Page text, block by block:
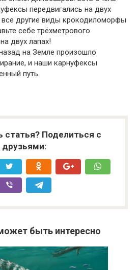
передвигались на двух
все другие виды крокодиломорфы
себе трёхметрового
двух лапах!
на Земле произошло
и наши карнуфексы
путь.
статья? Поделиться с
друзьями:
быть интересно